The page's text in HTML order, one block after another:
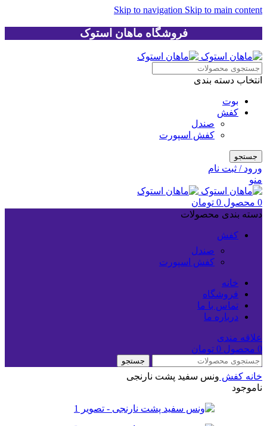
Skip to navigation Skip to main content
فروشگاه ماهان استوک
انتخاب دسته بندی
بوت
کفش
صندل
کفش اسپورت
جستجو
ورود / ثبت نام
منو
0 محصول 0 تومان
دسته بندی محصولات
کفش
صندل
کفش اسپورت
خانه
فروشگاه
تماس با ما
درباره ما
علاقه مندی
0 محصول 0 تومان
جستجو
خانه کفش ونس سفید پشت نارنجی
ناموجود